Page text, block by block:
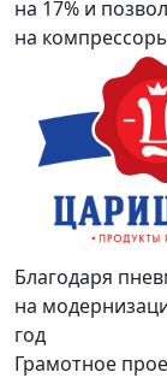
на 17% и
на
Благодаря
на
год
Грамотное